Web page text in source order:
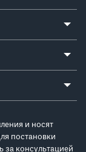
и носят
постановки
за консультацией